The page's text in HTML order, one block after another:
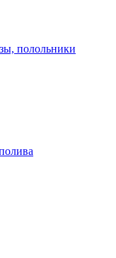
полольники